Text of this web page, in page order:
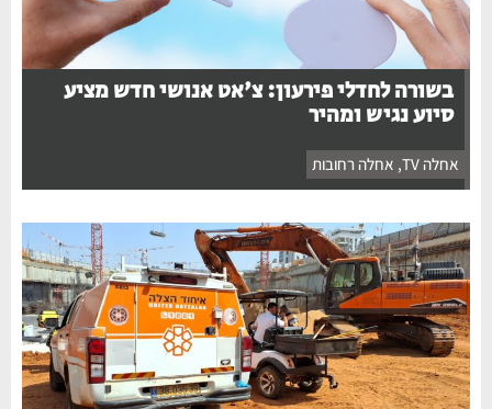
בשורה לחדלי פירעון: צ'אט אנושי חדש מציע
סיוע נגיש ומהיר
אחלה TV ,אחלה רחובות